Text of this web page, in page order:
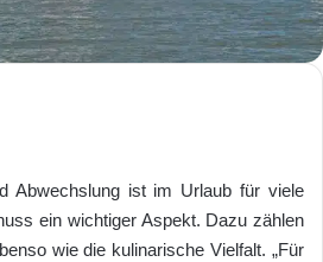
Abwechslung ist im Urlaub für viele
ein wichtiger Aspekt. Dazu zählen
wie die kulinarische Vielfalt. „Für